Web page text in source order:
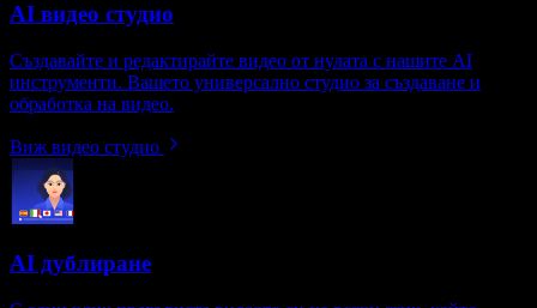
AI видео студио
Създавайте и редактирайте видео от нулата с нашите AI
инструменти. Вашето универсално студио за създаване и
обработка на видео.
Виж видео студио
AI дублиране